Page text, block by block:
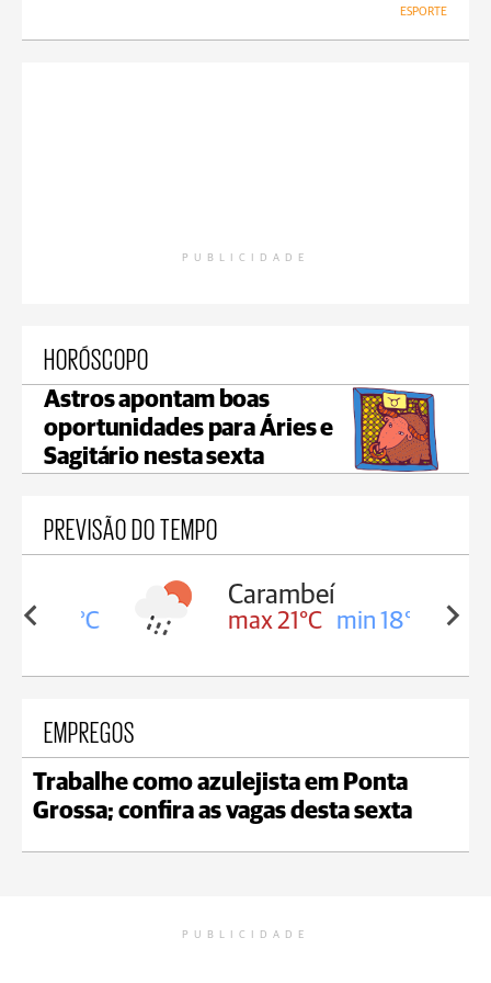
ESPORTE
PUBLICIDADE
HORÓSCOPO
Astros apontam boas
oportunidades para Áries e
Sagitário nesta sexta
PREVISÃO DO TEMPO
18°C
Carambeí
max 21°C min 18°C
EMPREGOS
Trabalhe como azulejista em Ponta
Grossa; confira as vagas desta sexta
PUBLICIDADE